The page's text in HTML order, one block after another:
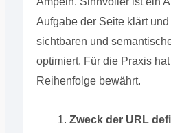
Aufgabe der Seite klärt
sichtbaren und
optimiert. Für die Praxis
Reihenfolge bewährt.
Zweck der URL